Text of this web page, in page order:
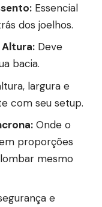
Essencial
dos joelhos.
Deve
bacia.
largura e
com seu setup.
Onde o
proporções
mesmo
e